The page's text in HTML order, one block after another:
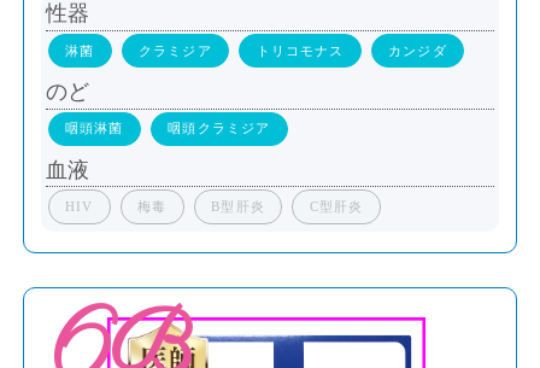
性器
淋菌 クラミジア トリコモナス カンジダ
のど
咽頭淋菌 咽頭クラミジア
血液
HIV 梅毒 B型肝炎 C型肝炎